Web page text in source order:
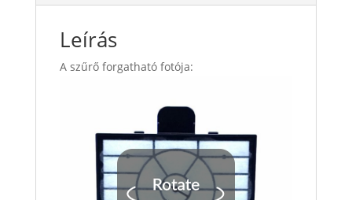
Leírás
A szűrő forgatható fotója: